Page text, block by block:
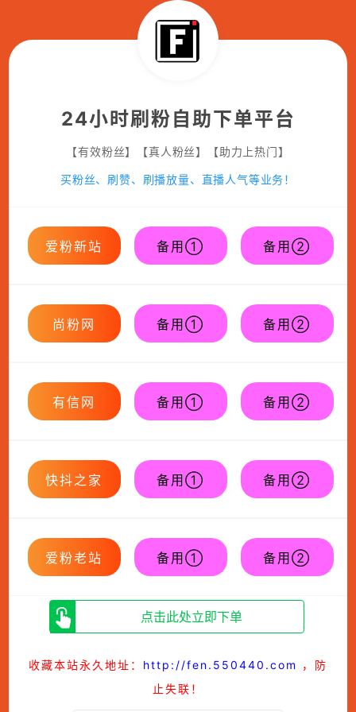
24小时刷粉自助下单平台
【有效粉丝】【真人粉丝】【助力上热门】
买粉丝、刷赞、刷播放量、直播人气等业务！
爱粉新站 备用① 备用②
尚粉网 备用① 备用②
有信网 备用① 备用②
快抖之家 备用① 备用②
爱粉老站 备用① 备用②
点击此处立即下单
收藏本站永久地址： http://fen.550440.com
，防
止失联！